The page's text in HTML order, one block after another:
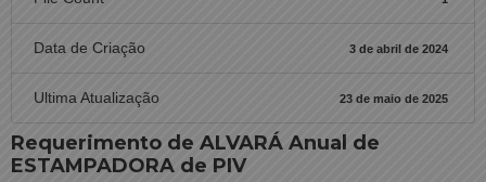
Data de Criação 3 de abril de 2024
Ultima Atualização 23 de maio de 2025
Requerimento de ALVARÁ Anual de
ESTAMPADORA de PIV